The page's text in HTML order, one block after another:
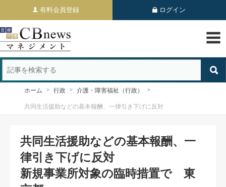
有料会員登録 ログイン
ホーム 行政 介護・障害福祉（行政）
共同生活援助などの基本報酬、一律引き下げに反対
共同生活援助などの基本報酬、一
律引き下げに反対
新規事業所対象の臨時措置で 東